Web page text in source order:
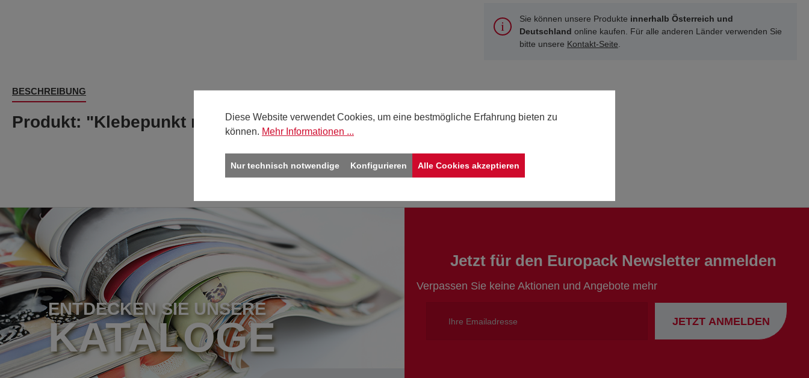
Sie können unsere Produkte innerhalb Österreich und
Deutschland online kaufen. Für alle anderen Länder verwenden Sie
bitte unsere Kontakt-Seite.
BESCHREIBUNG
Produkt: "Klebepunkt rund, metalisiertes Papier"
ENTDECKEN SIE UNSERE
KATALOGE
Jetzt für den Europack Newsletter anmelden
Verpassen Sie keine Aktionen und Angebote mehr
JETZT ANMELDEN
Diese Website verwendet Cookies, um eine bestmögliche Erfahrung bieten zu
können. Mehr Informationen ...
Nur technisch notwendige Konfigurieren Alle Cookies akzeptieren